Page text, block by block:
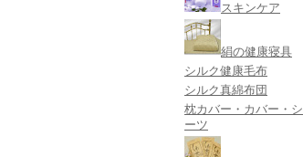
スキンケア
絹の健康寝具
シルク健康毛布
シルク真綿布団
枕カバー・カバー・シ
ーツ